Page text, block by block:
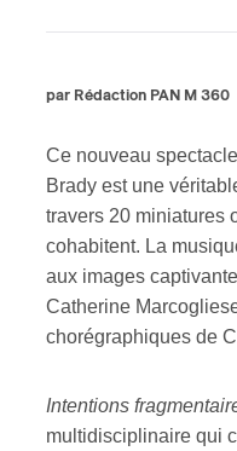
par Rédaction PAN M 360
Ce nouveau
Brady est une
travers 20 miniatures
cohabitent. La
aux images
Catherine
chorégraphiques de
Intentions
multidisciplinaire qui